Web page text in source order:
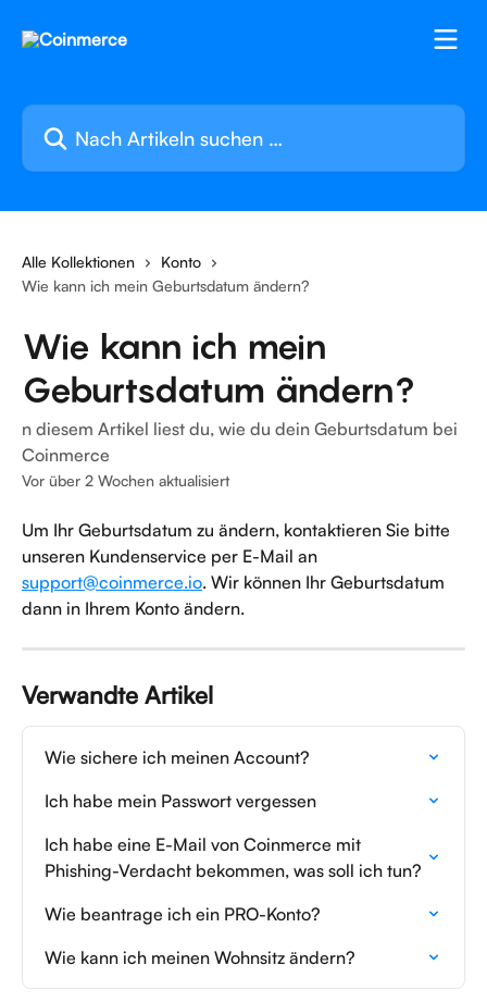
Nach Artikeln suchen …
Alle Kollektionen
Konto
Wie kann ich mein Geburtsdatum ändern?
Wie kann ich mein
Geburtsdatum ändern?
n diesem Artikel liest du, wie du dein Geburtsdatum bei
Coinmerce
Vor über 2 Wochen aktualisiert
Um Ihr Geburtsdatum zu ändern, kontaktieren Sie bitte
unseren Kundenservice per E-Mail an
support@coinmerce.io. Wir können Ihr Geburtsdatum
dann in Ihrem Konto ändern.
Verwandte Artikel
Wie sichere ich meinen Account?
Ich habe mein Passwort vergessen
Ich habe eine E-Mail von Coinmerce mit
Phishing-Verdacht bekommen, was soll ich tun?
Wie beantrage ich ein PRO-Konto?
Wie kann ich meinen Wohnsitz ändern?